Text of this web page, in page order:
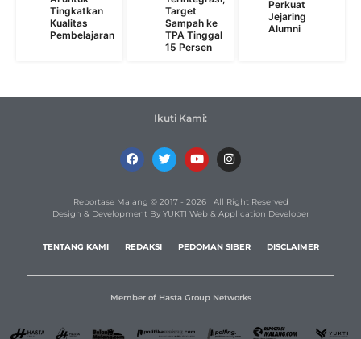
Tingkatkan
Kualitas
Pembelajaran
Target
Sampah ke
TPA Tinggal
15 Persen
Perkuat
Jejaring
Alumni
Ikuti Kami:
Reportase Malang © 2017 - 2026 | All Right Reserved
Design & Development By YUKTI Web & Application Developer
TENTANG KAMI REDAKSI PEDOMAN SIBER DISCLAIMER
Member of Hasta Group Networks